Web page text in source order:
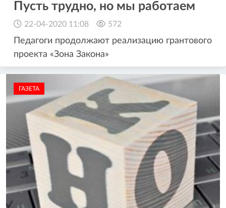
Пусть трудно, но мы работаем
22-04-2020 11:08 572
Педагоги продолжают реализацию грантового
проекта «Зона Закона»
ГАЗЕТА